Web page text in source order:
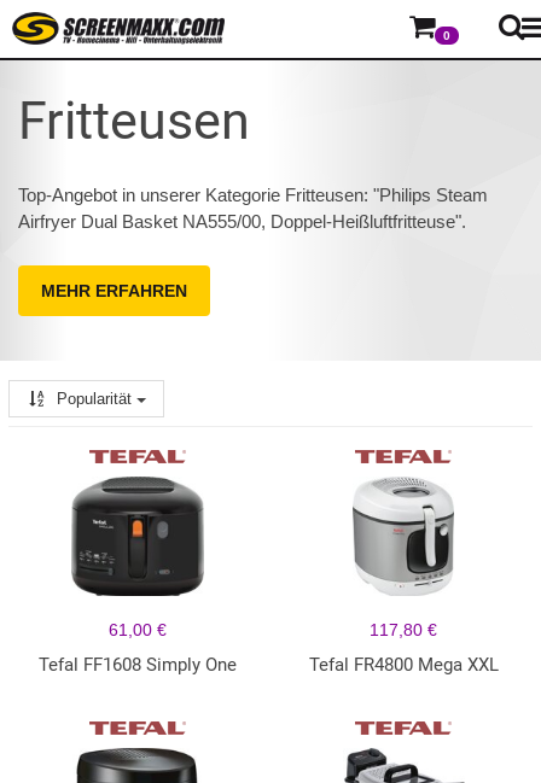
0
Fritteusen
Top-Angebot in unserer Kategorie Fritteusen: "Philips Steam
Airfryer Dual Basket NA555/00, Doppel-Heißluftfritteuse".
MEHR ERFAHREN
Popularität
61,00 €
Tefal FF1608 Simply One
117,80 €
Tefal FR4800 Mega XXL